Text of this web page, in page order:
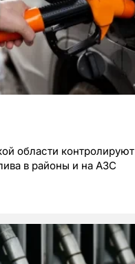
области контролируют
в районы и на АЗС